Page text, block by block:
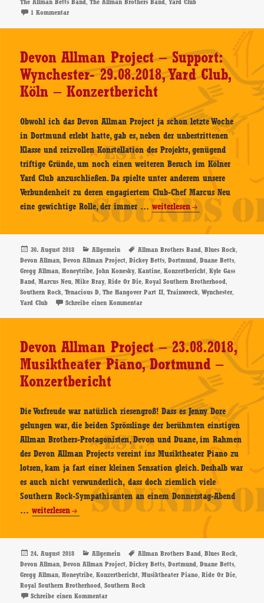
23.07.2019,
Yard
Club,
Köln
–
Konzertbericht
The Allman Betts Band The Allman Brothers Band Yard Club
1 Kommentarzu The Allman Betts Band – Support: OTIS – 23.07.2019, Yard
Devon Allman Project – Support:
Wynchester- 29.08.2018, Yard Club,
Köln – Konzertbericht
Obwohl ich das Devon Allman Project ja schon letzte Woche
in Dortmund erlebt hatte, gab es, neben der unbestrittenen
Klasse und reizvollen Konstellation des Projekts, genügend
triftige Gründe, um noch einen weiteren Besuch im Kölner
Yard Club anzuschließen. Da spielte unter anderem unsere
Verbundenheit zu deren engagiertem Club-Chef Marcus Neu
eine gewichtige Rolle, der immer …Devon
Allman
Project
–
Support:
Wynchester-
29.08.2018,
Club,
–
Konzertbericht
weiterlesen
Veröffentlicht
am
30. August 2018 Kategorien
Allgemein Schlagwörter
Allman Brothers Band,Blues Rock,
Devon Allman,Devon Allman Project,Dickey Betts,Dortmund,Duane Betts,
Gregg Allman,Honeytribe,John Konesky,Kantine,Konzertbericht,Kyle Gass
Band,Marcus Neu,Mike Bray,Ride Or Die,Royal Southern Brotherhood,
Southern Rock,Tenacious D,The Hangover Part II,Trainwreck,Wynchester,
Yard Club Schreibe einen Kommentarzu Devon Allman Project – Support:
Devon Allman Project – 23.08.2018,
Musiktheater Piano, Dortmund –
Konzertbericht
Die Vorfreude war natürlich riesengroß! Dass es Jenny Dore
gelungen war, die beiden Sprösslinge der berühmten einstigen
Allman Brothers-Protagonisten, Devon und Duane, im Rahmen
des Devon Allman Projects vereint ins Musiktheater Piano zu
lotsen, kam ja fast einer kleinen Sensation gleich. Deshalb war
es auch nicht verwunderlich, dass doch ziemlich viele
Southern Rock-Sympathisanten an einem Donnerstag-Abend
…Devon
Project
–
23.08.2018,
Musiktheater
Piano,
weiterlesen
Veröffentlicht
am
24. August 2018 Kategorien
Allgemein Schlagwörter
Allman Brothers Band,Blues Rock,
Devon Allman,Devon Allman Project,Dickey Betts,Dortmund,Duane Betts,
Gregg Allman,Honeytribe,Konzertbericht,Musiktheater Piano,Ride Or Die,
Royal Southern Brotherhood,Southern Rock
Schreibe einen Kommentarzu Devon Allman Project – 23.08.2018, Musiktheater